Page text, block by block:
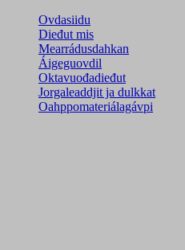
Ovdasiidu
Dieđut mis
Mearrádusdahkan
Áigeguovdil
Oktavuođadieđut
Jorgaleaddjit ja dulkkat
Oahppomateriálagávpi